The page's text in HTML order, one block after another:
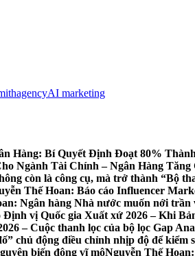
agencyAI marketing
Hàng: Bí Quyết Định Đoạt 80%
Ngành Tài Chính – Ngân Hàng
còn là công cụ, mà trở thành “Bộ
Thế Hoan: Báo cáo Influencer
Ngân hàng Nhà nước muốn nới
Định vị Quốc gia Xuất xứ 2026 – Khi
– Cuộc thanh lọc của bộ lọc Gap
chủ động điều chỉnh nhịp độ để kiểm
biến động vĩ môNguyễn Thế